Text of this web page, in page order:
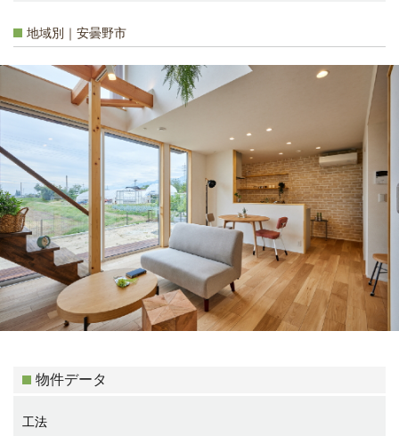
地域別｜安曇野市
物件データ
工法